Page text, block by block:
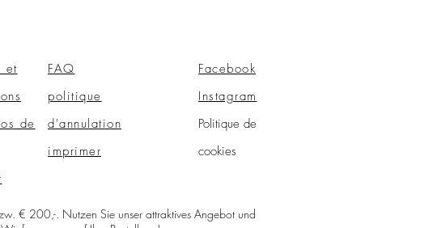
et
de
FAQ
politique
d'annulation
imprimer
Facebook
Instagram
Politique de
cookies
€ 200,-. Nutzen Sie unser attraktives Angebot und